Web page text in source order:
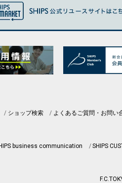
ショップ検索 よくあるご質問・お問い
business communication SHIPS